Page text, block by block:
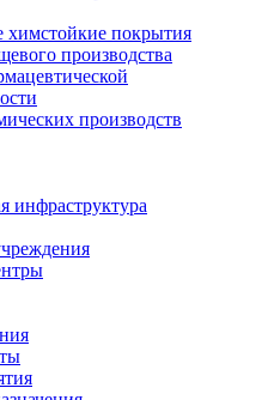
химстойкие покрытия
производства
производств
инфраструктура